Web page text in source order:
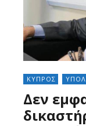
ΚΥΠΡΟΣ
Δεν